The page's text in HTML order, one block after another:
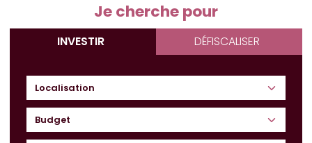
Je cherche pour
INVESTIR DÉFISCALISER
Budget